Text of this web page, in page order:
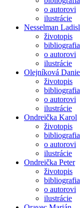
o autorovi
ilustrácie
Nesselman
životopis
bibliografia
o autorovi
ilustrácie
Olejníková
životopis
bibliografia
o autorovi
ilustrácie
Ondreička Karol
životopis
bibliografia
o autorovi
ilustrácie
Ondreička Peter
životopis
bibliografia
o autorovi
ilustrácie